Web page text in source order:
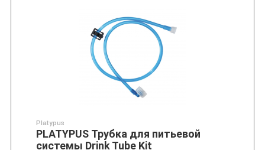
Platypus
PLATYPUS Трубка для питьевой
системы Drink Tube Kit